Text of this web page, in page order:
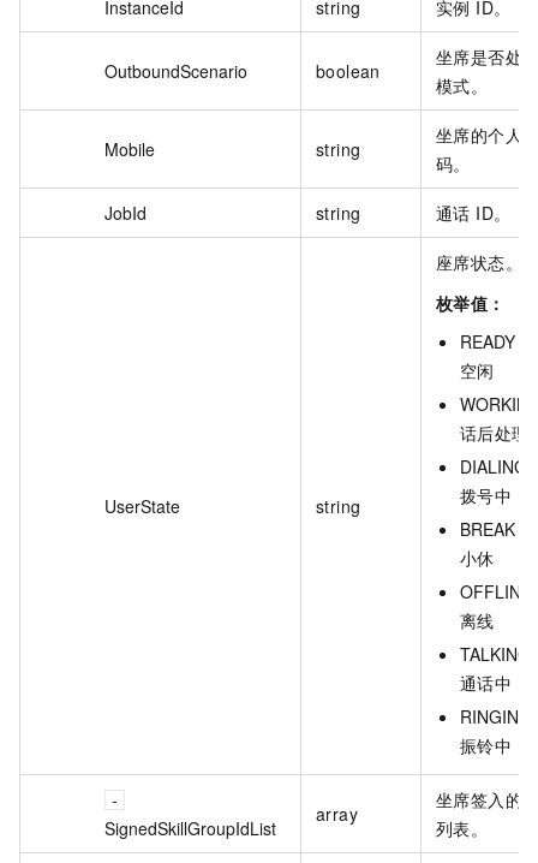
InstanceId string 实例 ID。
OutboundScenario boolean
坐席是否处
模式。
Mobile string
坐席的个人
码。
JobId string 通话 ID。
UserState string
座席状态。
枚举值：
READY :
空闲
话后处理
DIALING :
拨号中
BREAK :
小休
OFFLINE
离线
TALKING
通话中
RINGING
振铃中
SignedSkillGroupIdList
array
坐席签入的
列表。